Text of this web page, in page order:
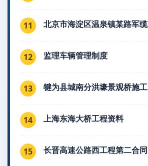
11 北京市海淀区温泉镇某路军缆
12 监理车辆管理制度
13 犍为县城南分洪壕景观桥施工
14 上海东海大桥工程资料
15 长晋高速公路西工程第二合同